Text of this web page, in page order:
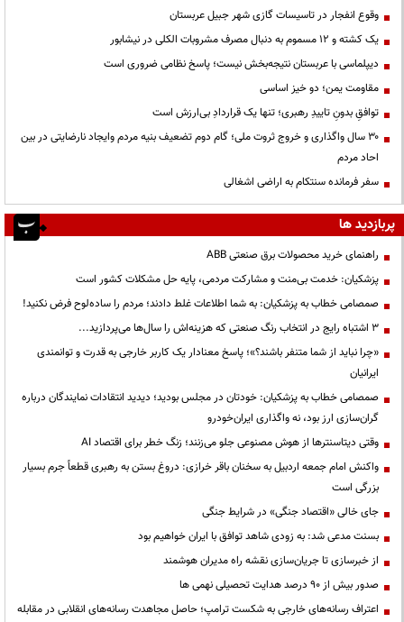
وقوع انفجار در تاسیسات گازی شهر جبیل عربستان
یک کشته و ۱۲ مسموم به دنبال مصرف مشروبات الکلی در نیشابور
دیپلماسی با عربستان نتیجه‌بخش نیست؛ پاسخ نظامی ضروری است
مقاومت یمن؛ دو خیز اساسی
توافقِ بدونِ تاییدِ رهبری؛ تنها یک قراردادِ بی‌ارزش است
۳۰ سال واگذاری و خروج ثروت ملی؛ گام دوم تضعیف بنیه مردم وایجاد نارضایتی در بین
احاد مردم
سفر فرمانده سنتکام به اراضی اشغالی
پربازدید ها
راهنمای خرید محصولات برق صنعتی ABB
پزشکیان: خدمت بی‌منت و مشارکت مردمی، پایه حل مشکلات کشور است
صمصامی خطاب به پزشکیان: به شما اطلاعات غلط دادند؛ مردم را ساده‌لوح فرض نکنید!
3 اشتباه رایج در انتخاب رنگ صنعتی که هزینه‌اش را سال‌ها می‌پردازید...
«چرا نباید از شما متنفر باشند؟»؛ پاسخ معنادار یک کاربر خارجی به قدرت و توانمندی
ایرانیان
صمصامی خطاب به پزشکیان: خودتان در مجلس بودید؛ دیدید انتقادات نمایندگان درباره
گران‌سازی ارز بود، نه واگذاری ایران‌خودرو
وقتی دیتاسنترها از هوش مصنوعی جلو می‌زنند؛ زنگ خطر برای اقتصاد AI
واکنش امام جمعه اردبیل به سخنان باقر خرازی: دروغ بستن به رهبری قطعاً جرم بسیار
بزرگی است
جای خالی «اقتصاد جنگی» در شرایط جنگی
بسنت مدعی شد: به زودی شاهد توافق با ایران خواهیم بود
از خبرسازی تا جریان‌سازی نقشه راه مدیران هوشمند
صدور بیش از ۹۰ درصد هدایت تحصیلی نهمی ها
اعتراف رسانه‌های خارجی به شکست ترامپ؛ حاصل مجاهدت رسانه‌های انقلابی در مقابله